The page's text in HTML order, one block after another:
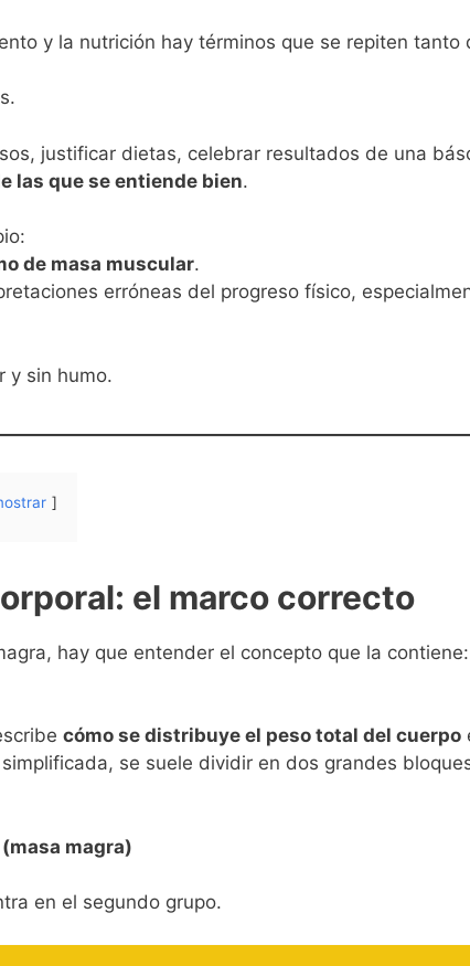
y la nutrición hay términos que se repiten tanto
justificar dietas, celebrar resultados de una
las que se entiende bien.
de masa muscular.
erróneas del progreso físico,
y sin humo.
el marco correcto
hay que entender el concepto que la
cómo se distribuye el peso total del cuerpo
se suele dividir en dos grandes
magra)
en el segundo grupo.